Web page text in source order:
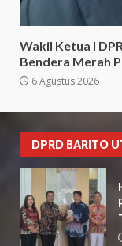
Wakil Ketua I
Bendera Merah
6 Agustus 2026
DPRD BARITO